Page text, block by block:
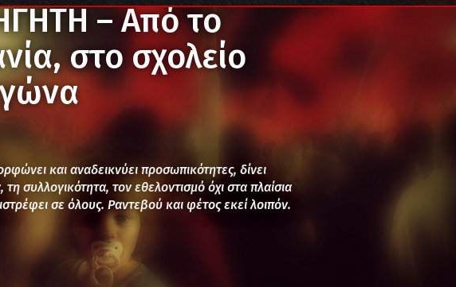
– Από το
στο σχολείο
και αναδεικνύει προσωπικότητες, δίνει
συλλογικότητα, τον εθελοντισμό όχι στα πλαίσια
σε όλους. Ραντεβού και φέτος εκεί λοιπόν.